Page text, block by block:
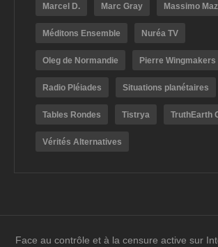
Marcel D. Marc Gray Massimo
Méditons Ensemble Nuréa TV
Oleg de Normandie Pierre Wingmakers
Radio Pléiades Situations planétaires
Tables Rondes Tistrya TruthEarth
Vérités Alternatives
Face au contrôle et à la censure active sur